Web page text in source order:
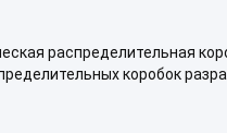
распределительная
коробок